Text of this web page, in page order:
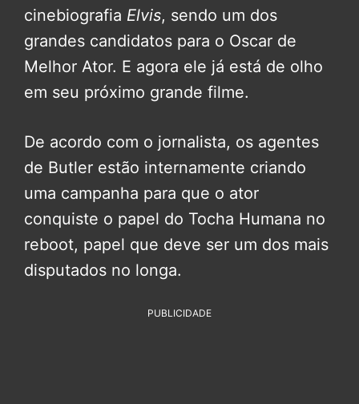
cinebiografia Elvis, sendo um dos
grandes candidatos para o Oscar de
Melhor Ator. E agora ele já está de olho
em seu próximo grande filme.
De acordo com o jornalista, os agentes
de Butler estão internamente criando
uma campanha para que o ator
conquiste o papel do Tocha Humana no
reboot, papel que deve ser um dos mais
disputados no longa.
PUBLICIDADE